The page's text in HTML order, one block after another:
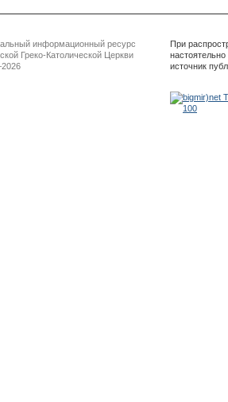
информационный ресурс
Греко-Католической Церкви
При
источник